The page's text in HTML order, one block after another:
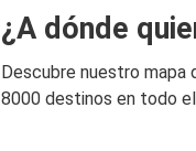
¿A dónde
Descubre nuestro mapa
8000 destinos en todo el